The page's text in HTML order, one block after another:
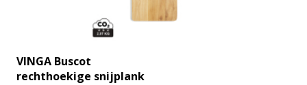
VINGA Buscot
rechthoekige snijplank